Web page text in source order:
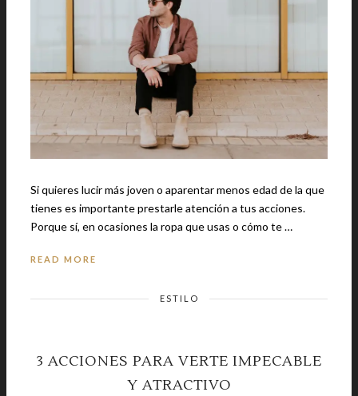
Si quieres lucir más joven o aparentar menos edad de la que
tienes es importante prestarle atención a tus acciones.
Porque sí, en ocasiones la ropa que usas o cómo te …
READ MORE
ESTILO
3 ACCIONES PARA VERTE IMPECABLE
Y ATRACTIVO